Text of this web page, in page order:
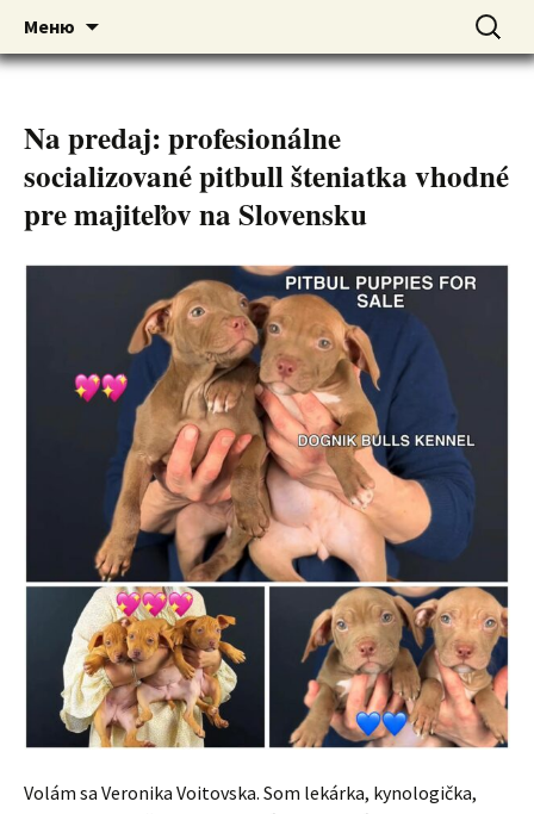
DOGNIK BULLS
American pitbull terrier kennel DOGNIK
BULLS Europe. ADBA registered. APBT
Меню
содержимому
Найти:
Na predaj: profesionálne
socializované pitbull šteniatka vhodné
pre majiteľov na Slovensku
Volám sa Veronika Voitovska. Som lekárka, kynologička,